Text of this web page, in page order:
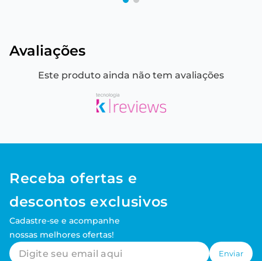
Avaliações
Este produto ainda não tem avaliações
Receba ofertas e
descontos exclusivos
Cadastre-se e acompanhe
nossas melhores ofertas!
Enviar